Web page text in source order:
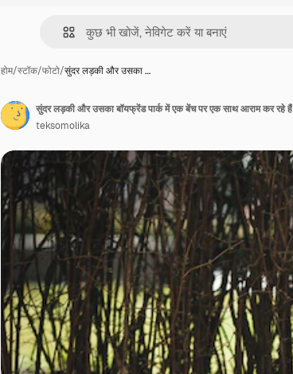
होम/स्टॉक/फोटो/सुंदर लड़की और उसका …
सुंदर लड़की और उसका बॉयफ्रेंड पार्क में एक बेंच पर एक साथ आराम कर रहे हैं
teksomolika